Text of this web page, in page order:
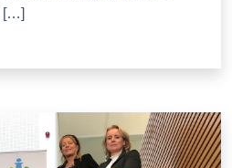
[…]